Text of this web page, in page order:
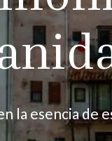
la esencia de